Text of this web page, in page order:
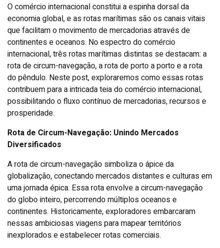
O comércio internacional constitui a espinha dorsal da
economia global, e as rotas marítimas são os canais vitais
que facilitam o movimento de mercadorias através de
continentes e oceanos. No espectro do comércio
internacional, três rotas marítimas distintas se destacam: a
rota de circum-navegação, a rota de porto a porto e a rota
do pêndulo. Neste post, exploraremos como essas rotas
contribuem para a intricada teia do comércio internacional,
possibilitando o fluxo contínuo de mercadorias, recursos e
prosperidade.
Rota de Circum-Navegação: Unindo Mercados
Diversificados
A rota de circum-navegação simboliza o ápice da
globalização, conectando mercados distantes e culturas em
uma jornada épica. Essa rota envolve a circum-navegação
do globo inteiro, percorrendo múltiplos oceanos e
continentes. Historicamente, exploradores embarcaram
nessas ambiciosas viagens para mapear territórios
inexplorados e estabelecer rotas comerciais.